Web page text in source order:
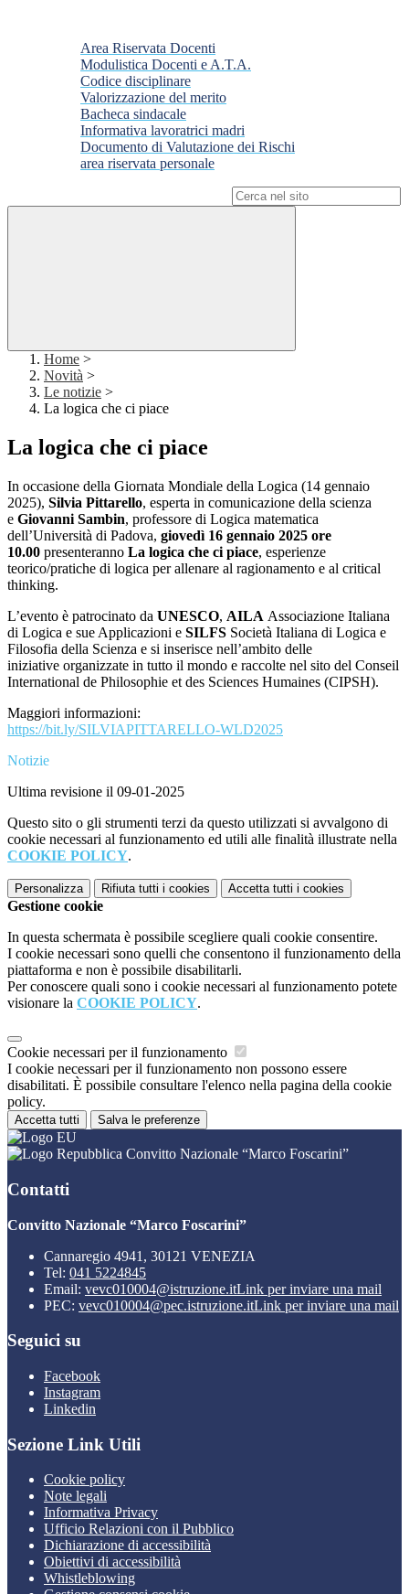
Area Riservata Docenti
Modulistica Docenti e A.T.A.
Codice disciplinare
Valorizzazione del merito
Bacheca sindacale
Informativa lavoratrici madri
Documento di Valutazione dei Rischi
area riservata personale
Home >
Novità >
Le notizie >
La logica che ci piace
La logica che ci piace
In occasione della Giornata Mondiale della Logica (14 gennaio
2025), Silvia Pittarello, esperta in comunicazione della scienza
e Giovanni Sambin, professore di Logica matematica
dell’Università di Padova, giovedì 16 gennaio 2025 ore
10.00 presenteranno La logica che ci piace, esperienze
teorico/pratiche di logica per allenare al ragionamento e al critical
thinking.
L’evento è patrocinato da UNESCO, AILA Associazione Italiana
di Logica e sue Applicazioni e SILFS Società Italiana di Logica e
Filosofia della Scienza e si inserisce nell’ambito delle
iniziative organizzate in tutto il mondo e raccolte nel sito del Conseil
International de Philosophie et des Sciences Humaines (CIPSH).
Maggiori informazioni:
https://bit.ly/SILVIAPITTARELLO-WLD2025
Notizie
Ultima revisione il 09-01-2025
Questo sito o gli strumenti terzi da questo utilizzati si avvalgono di
cookie necessari al funzionamento ed utili alle finalità illustrate nella
COOKIE POLICY.
Personalizza Rifiuta tutti i cookies Accetta tutti i cookies
Gestione cookie
In questa schermata è possibile scegliere quali cookie consentire.
I cookie necessari sono quelli che consentono il funzionamento della
piattaforma e non è possibile disabilitarli.
Per conoscere quali sono i cookie necessari al funzionamento potete
visionare la COOKIE POLICY.
Cookie necessari per il funzionamento
I cookie necessari per il funzionamento non possono essere
disabilitati. È possibile consultare l'elenco nella pagina della cookie
policy.
Accetta tutti Salva le preferenze
Convitto Nazionale “Marco Foscarini”
Contatti
Convitto Nazionale “Marco Foscarini”
Cannaregio 4941, 30121 VENEZIA
Tel: 041 5224845
Email: vevc010004@istruzione.itLink per inviare una mail
PEC: vevc010004@pec.istruzione.itLink per inviare una mail
Seguici su
Facebook
Instagram
Linkedin
Sezione Link Utili
Cookie policy
Note legali
Informativa Privacy
Ufficio Relazioni con il Pubblico
Dichiarazione di accessibilità
Obiettivi di accessibilità
Whistleblowing